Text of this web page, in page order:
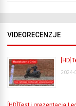
VIDEORECENZJE
2024-